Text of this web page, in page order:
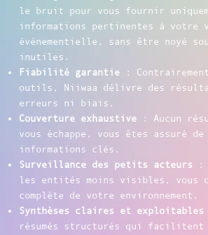
le bruit pour vous fournir
informations pertinentes à votre
événementielle, sans être noyé
inutiles.
Fiabilité garantie :
outils, Niiwaa délivre des
erreurs ni biais.
Couverture exhaustive : Aucun
vous échappe, vous êtes assuré
informations clés.
Surveillance des petits acteurs :
les entités moins visibles, vous
complète de votre environnement.
Synthèses claires et exploitables
résumés structurés qui facilitent